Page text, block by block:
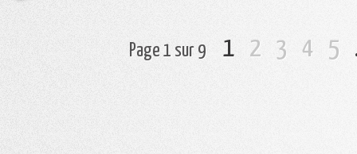
Page 1 sur 9 1 2 3 4 5